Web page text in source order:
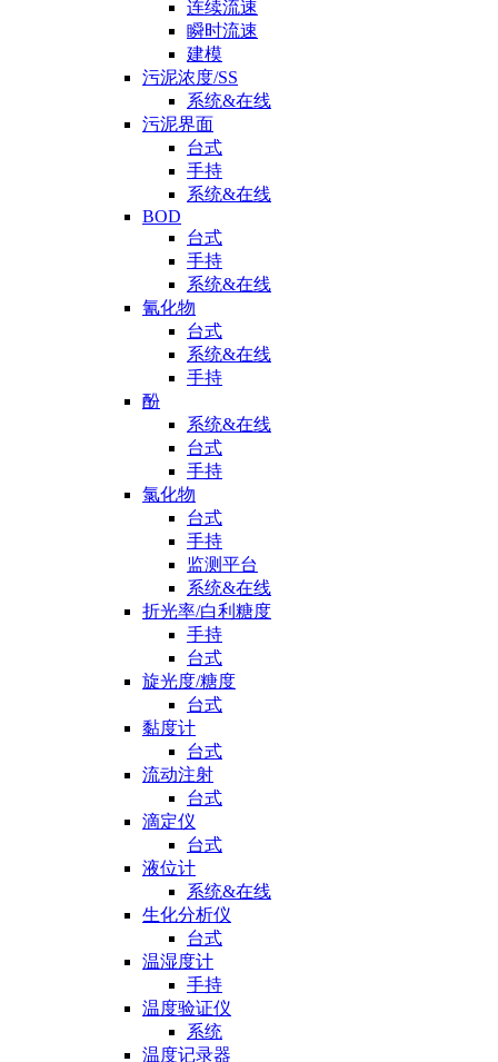
连续流速
瞬时流速
建模
污泥浓度/SS
系统&在线
污泥界面
台式
手持
系统&在线
BOD
台式
手持
系统&在线
氰化物
台式
系统&在线
手持
酚
系统&在线
台式
手持
氯化物
台式
手持
监测平台
系统&在线
折光率/白利糖度
手持
台式
旋光度/糖度
台式
黏度计
台式
流动注射
台式
滴定仪
台式
液位计
系统&在线
生化分析仪
台式
温湿度计
手持
温度验证仪
系统
温度记录器